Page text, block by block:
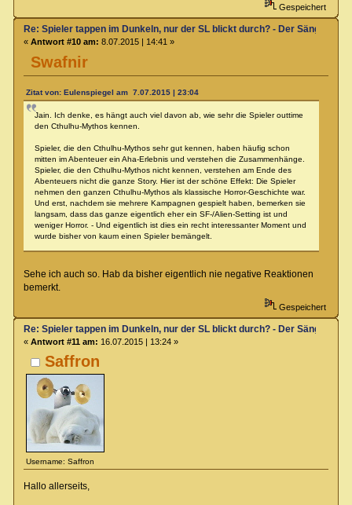
Gespeichert
Swafnir
Re: Spieler tappen im Dunkeln, nur der SL blickt durch? - Der Sänger von
« Antwort #10 am: 8.07.2015 | 14:41 »
Zitat von: Eulenspiegel am 7.07.2015 | 23:04
Jain. Ich denke, es hängt auch viel davon ab, wie sehr die Spieler outtime
den Cthulhu-Mythos kennen.
Spieler, die den Cthulhu-Mythos sehr gut kennen, haben häufig schon
mitten im Abenteuer ein Aha-Erlebnis und verstehen die Zusammenhänge.
Spieler, die den Cthulhu-Mythos nicht kennen, verstehen am Ende des
Abenteuers nicht die ganze Story. Hier ist der schöne Effekt: Die Spieler
nehmen den ganzen Cthulhu-Mythos als klassische Horror-Geschichte war.
Und erst, nachdem sie mehrere Kampagnen gespielt haben, bemerken sie
langsam, dass das ganze eigentlich eher ein SF-/Alien-Setting ist und
weniger Horror. - Und eigentlich ist dies ein recht interessanter Moment und
wurde bisher von kaum einen Spieler bemängelt.
Sehe ich auch so. Hab da bisher eigentlich nie negative Reaktionen
bemerkt.
Gespeichert
Saffron
Username: Saffron
Re: Spieler tappen im Dunkeln, nur der SL blickt durch? - Der Sänger von
« Antwort #11 am: 16.07.2015 | 13:24 »
Hallo allerseits,